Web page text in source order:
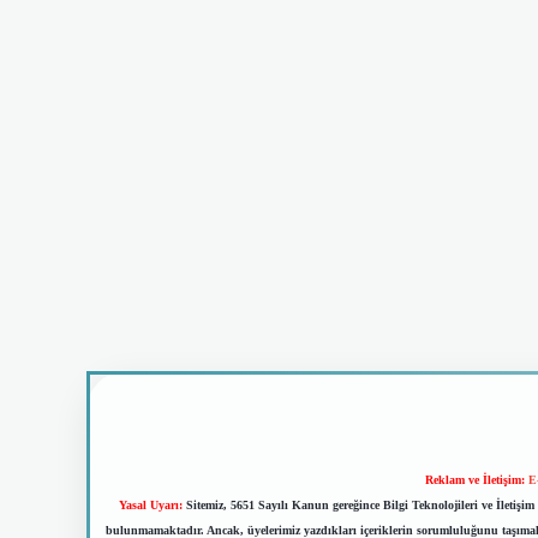
Reklam ve İletişim:
Yasal Uyarı: Sitemiz, 5651 Sayılı Kanun gereğince Bilgi Teknolojileri ve
bulunmamaktadır. Ancak, üyelerimiz yazdıkları içeriklerin sorumluluğunu